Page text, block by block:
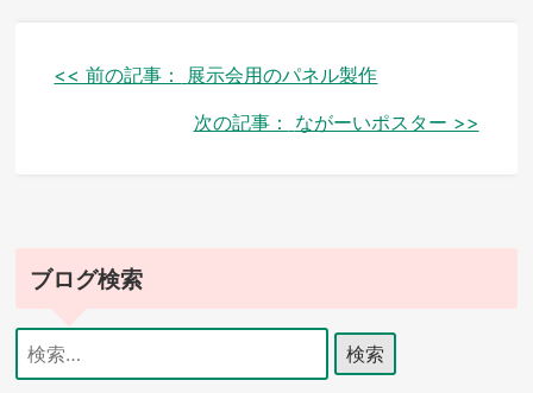
投
ー
シ
ョ
<< 前の記事：
展示会用のパネル製作
次の記事：
ながーいポスター >>
ブログ検索
検
索: